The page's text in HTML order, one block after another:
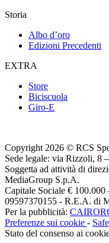
Storia
Albo d’oro
Edizioni Precedenti
EXTRA
Store
Biciscuola
Giro-E
Copyright 2026 © RCS
Sede legale: via Rizzoli, 8
Soggetta ad attività di
MediaGroup S.p.A.
Capitale Sociale €
09597370155 - R.E.A. di
Per la pubblicità:
Preferenze sui cookie -
Stato del consenso ai